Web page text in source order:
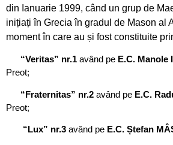
din Ianuarie 1999, când un grup de
inițiați în Grecia în gradul de Mason al
moment în care au și fost constituite
“Veritas” nr.1 având pe E.C. Manole
Preot;
“Fraternitas” nr.2 având pe E.C.
Preot;
“Lux” nr.3 având pe E.C. Ștefan